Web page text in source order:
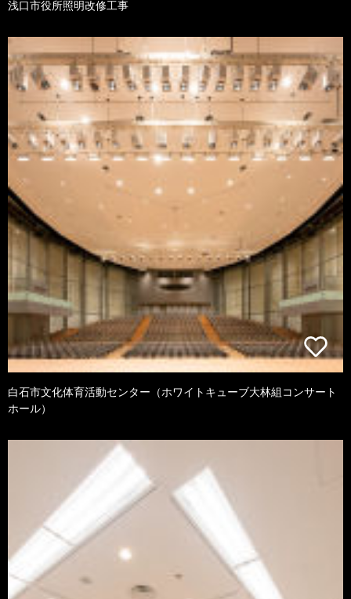
浅口市役所照明改修工事
白石市文化体育活動センター（ホワイトキューブ大林組コンサート
ホール）